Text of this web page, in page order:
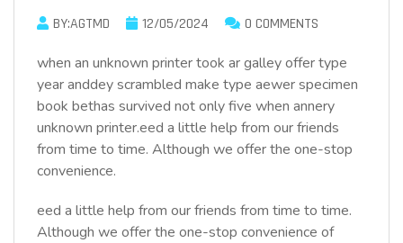
BY:AGTMD 12/05/2024 0 COMMENTS
when an unknown printer took ar galley offer type
year anddey scrambled make type aewer specimen
book bethas survived not only five when annery
unknown printer.eed a little help from our friends
from time to time. Although we offer the one-stop
convenience.
eed a little help from our friends from time to time.
Although we offer the one-stop convenience of